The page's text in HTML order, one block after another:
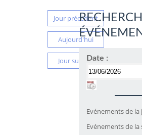
Jour précédent
Aujourd'hui
Jour suivantDate :
Evénements de la
Evénements de la